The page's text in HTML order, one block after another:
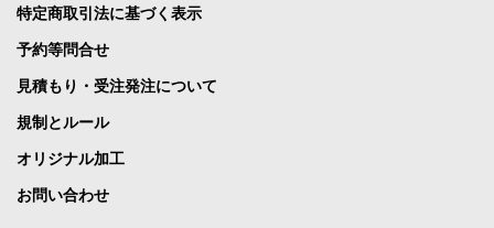
特定商取引法に基づく表示
予約等問合せ
見積もり・受注発注について
規制とルール
オリジナル加工
お問い合わせ